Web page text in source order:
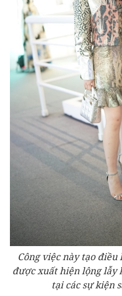
Công việc này tạo
được xuất hiện lộng lẫy
tại các sự kiện